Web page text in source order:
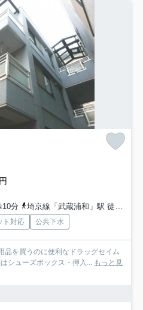
10分
埼京線「武蔵浦和」駅 徒歩21分
ト対応 公共下水
品を買うのに便利なドラッグセイム
シューズボックス・押入... もっと見